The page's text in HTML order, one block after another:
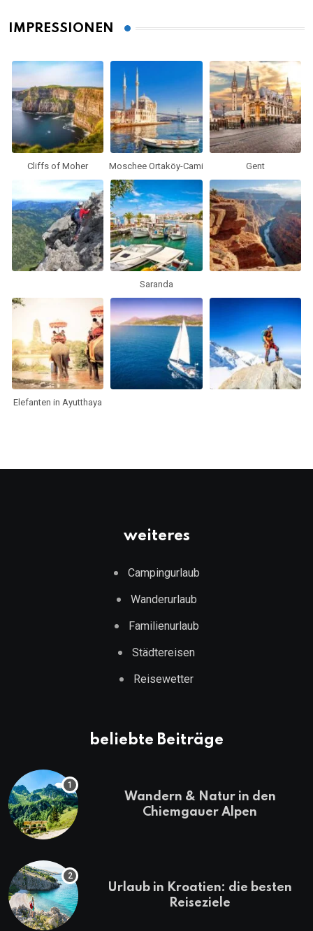
IMPRESSIONEN
Cliffs of Moher Moschee Ortaköy-Cami Gent
Saranda
Elefanten in Ayutthaya
weiteres
Campingurlaub
Wanderurlaub
Familienurlaub
Städtereisen
Reisewetter
beliebte Beiträge
Wandern & Natur in den
Chiemgauer Alpen
Urlaub in Kroatien: die besten
Reiseziele